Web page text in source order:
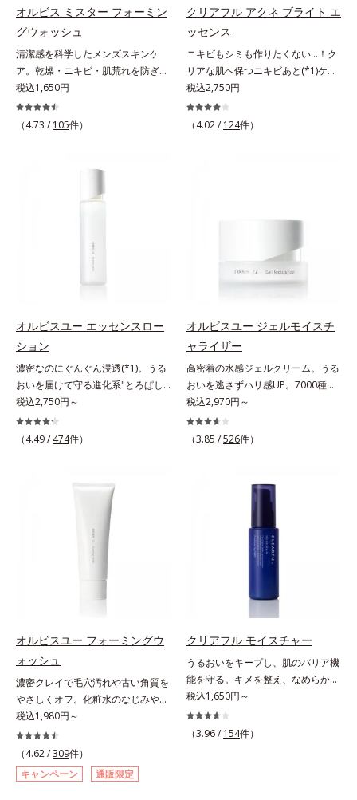
BEAUTY夏祭りは、こちら
アイテム同士をなじみやすくする
「うるおいコネクト設計」を採用。
8アイテム分の機能を3ステップに集
約し、よりシンプルなお手入れで、
ハリ・ツヤのある好印象な清潔透明
肌(*1)へ導きます。*1 うるおいによ
る透明感のある肌*2 男性の顔画像
を用いた印象評価において、基準画
かさ印象が高く評価されたこと*3
2022年12月22日時点で、科学文献
いて該当文献がないことを確認（ポ
ーラ化成研究所調べ）
アイテム同士をなじみやすくする
8アイテム分の機能を3ステップに集
約し、よりシンプルなお手入れで、
ハリ・ツヤのある好印象な清潔透明
肌(*1)へ導きます。*1 うるおいによ
る透明感のある肌*2 男性の顔画像
を用いた印象評価において、基準画
scholarにより国内化粧品業界にお
ーラ化成研究所調べ）
オルビス ミスター フォーミン
グウォッシュ
清潔感を科学したメンズスキンケ
ア。乾燥・ニキビ・肌荒れを防ぎハ
リ・ツヤのある、好印象な清潔透明
肌(*1)へ。オルビス ミスターは、男
性の清潔感、爽やかさ、若々しさの
であること(*2)を業界で初めて発見
と保湿成分を新たに配合。これまで
肌悩みに応え、“未来”を見据えて好
印象の鍵となるハリ・ツヤへもアプ
ローチする進化を遂げました。うる
アイテム同士をなじみやすくする
8アイテム分の機能を3ステップに集
約し、よりシンプルなお手入れで、
ハリ・ツヤのある好印象な清潔透明
肌(*1)へ導きます。*1 うるおいによ
る透明感のある肌*2 男性の顔画像
を用いた印象評価において、基準画
かさ印象が高く評価されたこと*3
2022年12月22日時点で、科学文献
データベースPubMed及びGoogle
scholarにより国内化粧品業界にお
いて該当文献がないことを確認（ポ
ーラ化成研究所調べ）
税込1,650円
（4.73 / 105件）
クリアフル アクネ ブライト エ
ッセンス
ニキビもシミも作りたくない…！ク
リアな肌へ保つニキビあと(*1)ケア
(*2)美容液。クリアな肌へ保つ、ニ
キビあと(*1)ケア(*2)美容液です。
ニキビあとをケアしてシミを予防す
します。こっくりテクスチャーが肌
タつかず、みずみずしさとなめらか
さあふれるすこやかな肌に整えま
す。気になるスポットにご使用くだ
着のある肌ではなく、ニキビが治っ
たあとの健常な状態に戻った肌のこ
とです。*2 日焼けによるメラニン
の生成を抑え、シミ・ソバカスを防
ぐ。ニキビ・肌荒れを防ぐ。保湿ケ
アのこと。*3 L-アスコルビン酸 2-
グルコシド、リン酸L-アスコルビン
酸Mg、3-0-エチルアスコルビン酸
税込2,750円
（4.02 / 124件）
オルビスユー エッセンスロー
ション
濃密なのにぐんぐん浸透(*1)。うる
おいを届けて守る進化系"とろぱし
ゃ"ローション。7000種を超える成
分から厳選し、「うるおいの質
(*1)」に着目した初期エイジングケ
ーチする初期エイジングケアシリー
ズです。「うるおいの質」に着目
し、肌荒れを予防しながらうるおい
に満ちた美しい肌へと導きます。ポ
ーラ・オルビスグループ独自の肌荒
濃度で配合。角層のバリア機能にア
にゆらがない肌を叶えます。そし
成分「MCアクティベーター
(*5)」。肌のうるおいを引き出し・
高めて、ハリ感あふれる肌へと導き
ます。うるおいに満ちたゆらがない
肌をご体感いただくために設計され
た3ステップで、いつも力強く美し
くあり続けるあなたを応援します。
税込2,750円～
（4.49 / 474件）
オルビスユー ジェルモイスチ
ャライザー
高密着の水感ジェルクリーム。うる
おいを逃さずハリ感UP。7000種を
超える成分から厳選し、「うるおい
の質(*1)」に着目した初期エイジン
グケア(*2)シリーズオルビスユーは
リーズです。「うるおいの質」に着
目し、肌荒れを予防しながらうるお
ポーラ・オルビスグループ独自の肌
荒れ防止有効成分として、「DF-パ
ンテノール(*3)」を国内唯一(*4)、
アプローチして肌荒れを防ぎ、肌不
調にゆらがない肌を叶えます。そし
て、独自研究に基づいたアプローチ
(*5)」。肌のうるおいを引き出し・
高めて、ハリ感あふれる肌へと導き
ます。うるおいに満ちたゆらがない
肌をご体感いただくために設計され
た3ステップで、いつも力強く美し
税込2,970円～
（3.85 /526件）
オルビスユー フォーミングウ
ォッシュ
濃密クレイで毛穴汚れや古い角質を
やさしくオフ。化粧水のなじみやす
い肌に。7000種を超える成分から
厳選し、「うるおいの質(*1)」に着
目した初期エイジングケア(*2)シリ
ーズオルビスユーは肌本来のうるお
いやバリア機能にアプローチする初
税込1,980円～
（4.62 /309件）
キャンペーン
通販限定
クリアフル モイスチャー
うるおいをキープし、肌のバリア機
能を守る。キメを整え、なめらかな
肌にするニキビ対策保湿液。「ニキ
ビをくり返してしまう」「毛穴目立
ちが気になる」「マスク生活であご
税込1,650円～
（3.96 / 154件）